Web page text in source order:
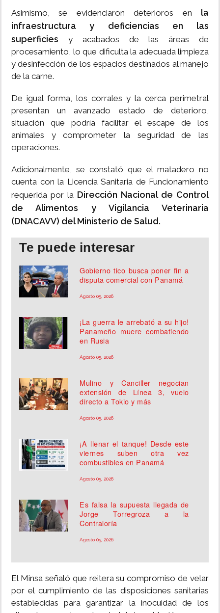
Asimismo, se evidenciaron deterioros en la
infraestructura y deficiencias en las
superficies y acabados de las áreas de
procesamiento, lo que dificulta la adecuada limpieza
y desinfección de los espacios destinados al manejo
de la carne.
De igual forma, los corrales y la cerca perimetral
presentan un avanzado estado de deterioro,
situación que podría facilitar el escape de los
animales y comprometer la seguridad de las
operaciones.
Adicionalmente, se constató que el matadero no
cuenta con la Licencia Sanitaria de Funcionamiento
requerida por la Dirección Nacional de Control
de Alimentos y Vigilancia Veterinaria
(DNACAVV) del Ministerio de Salud.
Te puede interesar
Gobierno tico busca poner fin a
disputa comercial con Panamá
Agosto 05, 2026
¡La guerra le arrebató a su hijo!
Panameño muere combatiendo
en Rusia
Agosto 05, 2026
Mulino y Canciller negocian
extensión de Línea 3, vuelo
directo a Tokio y más
Agosto 05, 2026
¡A llenar el tanque! Desde este
viernes suben otra vez
combustibles en Panamá
Agosto 05, 2026
Es falsa la supuesta llegada de
Jorge Torregroza a la
Contraloría
Agosto 05, 2026
El Minsa señaló que reitera su compromiso de velar
por el cumplimiento de las disposiciones sanitarias
establecidas para garantizar la inocuidad de los